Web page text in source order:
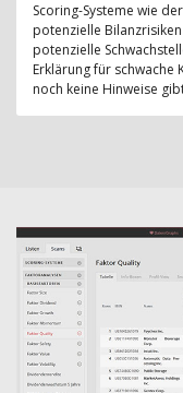
Scoring-Systeme wie
potenzielle
potenzielle
Erklärung für schwache
noch keine Hinweise